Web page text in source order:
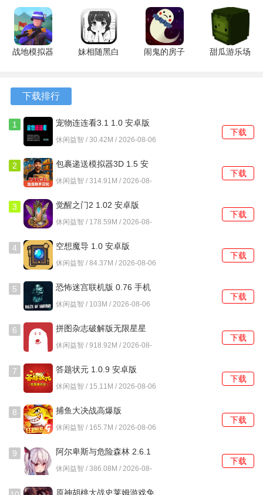
内视角观察到的符咒图案与外部截然不同。
谜境纸嫁衣双人版游戏优势
保证符咒拼接时图案边缘完全吻合。
激活纸人提示功能。
4、章节进度共享机制确保双方同步推进剧情，任何一方未完
成灵牌排列都无法开启拜堂仪式。
1、进入祠堂场景后，王娇彤需按照天地人三才顺序摆放牌
2、破解井底摩斯密码时，持烛台者应将光斑投射在井壁，搭
档根据光影持续时间记录密码本对应文字。
3、荒野石阵关卡中，申墨卿要用罗盘定位巽位石块，王娇彤
用朱砂笔标记后两人合力推动形成生门。
4、纸新娘梳妆台机关需要双方各持半面铜镜，通过反射月光
使妆奁上的胭脂盒显现五行符号。
5、最终拜堂仪式要求快速交换手中的聘书与庚帖，若错过三
拜时辰会导致红烛熄灭剧情重启。
6、遇到符咒拼接谜题时，双方需观察碎片边缘纹路，通过语
音描述确保图案拼接严丝合缝。
5.4 安卓版
奥特曼格斗
进化3
SGHHZ-
1334 安卓
无限金币无
限钻石版
26.2.2.16362
安卓版
战地模拟器
版 1.4.1 安
卓版
妹相随黑白
闹鬼的房子
甜瓜游乐场
下载排行
1 宠物连连看3.1 1.0 安卓版
休闲益智 / 30.42M / 2026-08-06
下载
2
包裹递送模拟器3D 1.5 安
卓版
休闲益智 / 314.91M / 2026-08-
下载
3 觉醒之门2 1.02 安卓版
休闲益智 / 178.59M / 2026-08-
下载
4 空想魔导 1.0 安卓版
休闲益智 / 84.37M / 2026-08-06
下载
5
恐怖迷宫联机版 0.76 手机
版
休闲益智 / 103M / 2026-08-06
下载
6
拼图杂志破解版无限星星
1.5.11 安卓版
休闲益智 / 918.92M / 2026-08-
下载
7 答题状元 1.0.9 安卓版
休闲益智 / 15.11M / 2026-08-06
下载
8
捕鱼大决战高爆版
122.7.291 安卓版
休闲益智 / 165.7M / 2026-08-06
下载
9
阿尔卑斯与危险森林 2.6.1
安卓版
休闲益智 / 386.08M / 2026-08-
下载
原神胡桃大战史莱姆游戏免